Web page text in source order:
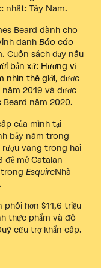
nhất: Tây Nam.
Beard dành cho
danh Báo cáo
Cuốn sách dạy nấu
bản xứ: Hương vị
nhìn thế giới, được
2019 và được
Beard năm 2020.
của mình tại
bảy năm trong
vang trong hai
để mở Catalan
trong EsquireNhà
phối hơn $11,6 triệu
thực phẩm và đồ
cứu trợ khẩn cấp.